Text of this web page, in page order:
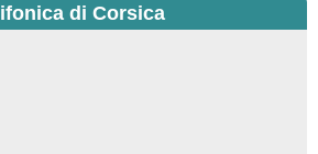
di Corsica